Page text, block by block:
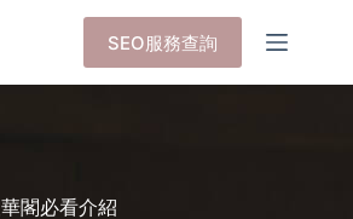
SEO服務查詢
閣必看介紹